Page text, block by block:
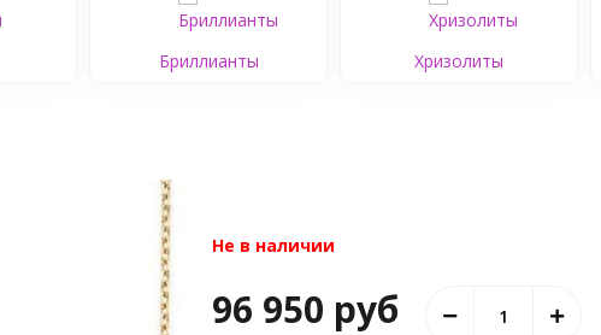
Бриллианты Хризолиты
Не в наличии
96 950 руб